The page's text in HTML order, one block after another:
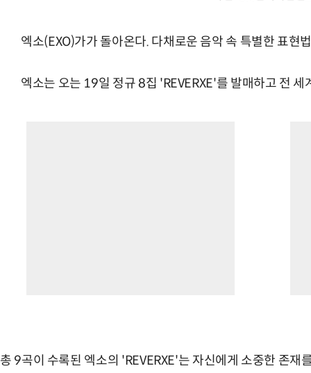
엑소(EXO)가가 돌아온다. 다채로운 음악 속 특별한 표현
엑소는 오는 19일 정규 8집 'REVERXE'를 발매하고 전 세
총 9곡이 수록된 엑소의 'REVERXE'는 자신에게 소중한 존재